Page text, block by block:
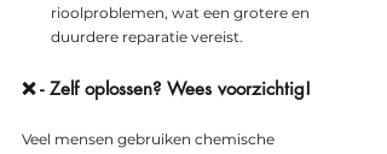
rioolproblemen, wat een grotere en
duurdere reparatie vereist.
❌ - Zelf oplossen? Wees voorzichtig!
Veel mensen gebruiken chemische